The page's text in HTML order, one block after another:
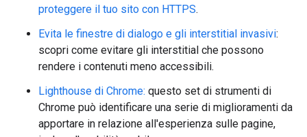
proteggere il tuo sito con HTTPS.
Evita le finestre di dialogo e gli interstitial invasivi:
scopri come evitare gli interstitial che possono
rendere i contenuti meno accessibili.
Lighthouse di Chrome: questo set di strumenti di
Chrome può identificare una serie di miglioramenti da
apportare in relazione all'esperienza sulle pagine,